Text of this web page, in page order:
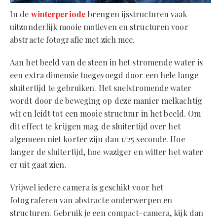
In de winterperiode brengen ijsstructuren vaak
uitzonderlijk mooie motieven en structuren voor
abstracte fotografie met zich mee.
Aan het beeld van de steen in het stromende water is
een extra dimensie toegevoegd door een hele lange
sluitertijd te gebruiken. Het snelstromende water
wordt door de beweging op deze manier melkachtig
wit en leidt tot een mooie structuur in het beeld. Om
dit effect te krijgen mag de sluitertijd over het
algemeen niet korter zijn dan 1/25 seconde. Hoe
langer de sluitertijd, hoe waziger en witter het water
er uit gaat zien.
Vrijwel iedere camera is geschikt voor het
fotograferen van abstracte onderwerpen en
structuren. Gebruik je een compact-camera, kijk dan